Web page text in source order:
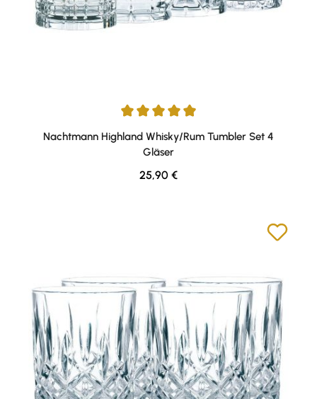
Durchschnittliche Bewertung von 4.94 von 5 Sternen
Nachtmann Highland Whisky/Rum Tumbler Set 4
Gläser
Regulärer Preis:
25,90 €